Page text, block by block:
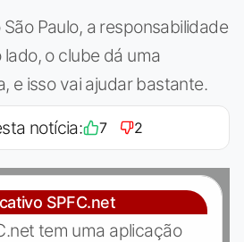
Paulo, a responsabilidade
o clube dá uma
e isso vai ajudar bastante.
notícia: 7 2
SPFC.net
tem uma aplicação